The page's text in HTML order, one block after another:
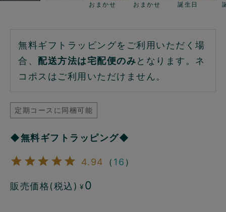
おまかせ おまかせ 誕生日
無料ギフトラッピングをご利用いただく場
合、 配送方法は宅配便のみとなります。ネ
コポスはご利用いただけません。
定期コースに同梱可能
◆無料ギフトラッピング◆
4.94 （ 16 ）
販売価格(税込) ¥ 0